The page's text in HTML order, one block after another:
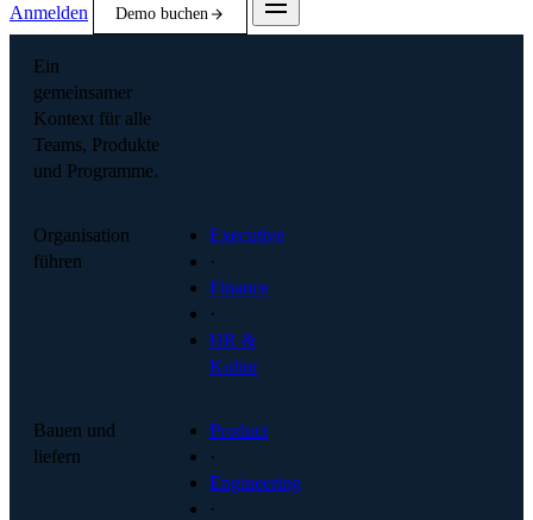
Anmelden Demo buchen
Ein
gemeinsamer
Kontext für alle
Teams, Produkte
und Programme.
Organisation
führen
Executive
·
Finance
·
HR &
Kultur
Bauen und
liefern
Product
·
Engineering
·